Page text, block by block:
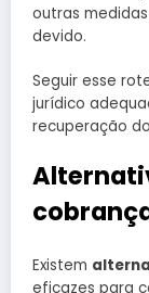
outras
devido.
Seguir esse
jurídico
recuperação
Existem
eficazes para